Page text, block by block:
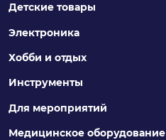
Детские товары
Электроника
Хобби и отдых
Инструменты
Для мероприятий
Медицинское оборудование